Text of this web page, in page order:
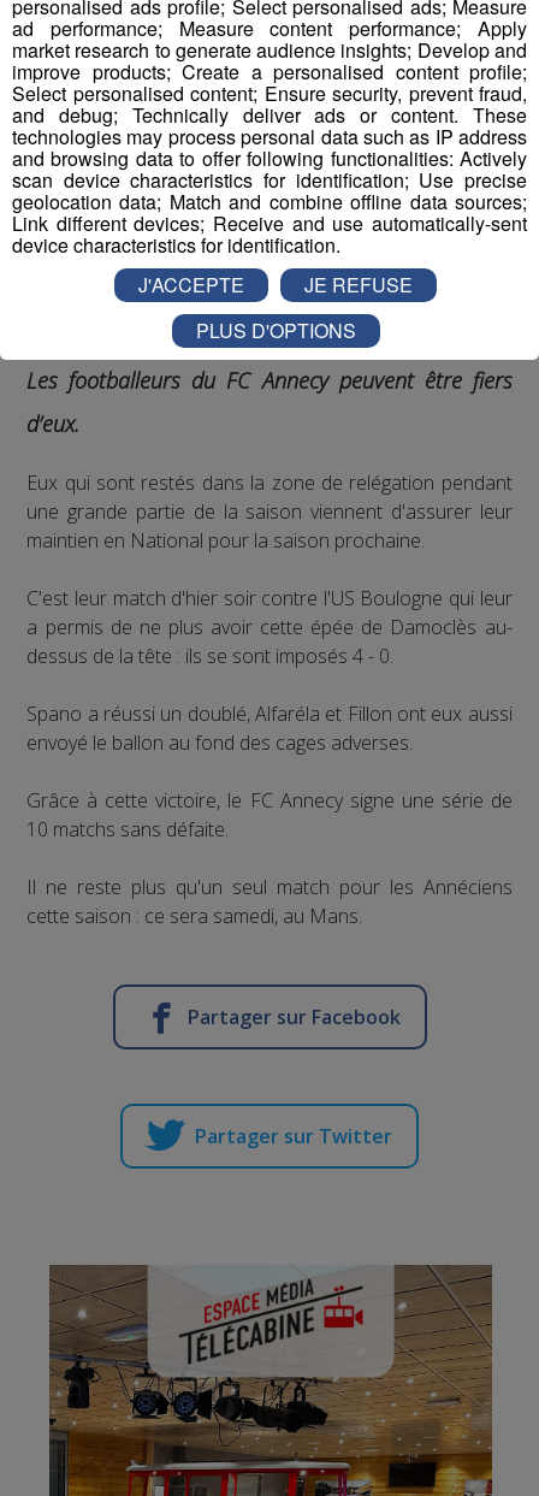
Les footballeurs du FC Annecy peuvent être fiers
d’eux.
Eux qui sont restés dans la zone de relégation pendant
une grande partie de la saison viennent d'assurer leur
maintien en National pour la saison prochaine.
C'est leur match d'hier soir contre l'US Boulogne qui leur
a permis de ne plus avoir cette épée de Damoclès au-
dessus de la tête : ils se sont imposés 4 - 0.
Spano a réussi un doublé, Alfaréla et Fillon ont eux aussi
envoyé le ballon au fond des cages adverses.
Grâce à cette victoire, le FC Annecy signe une série de
10 matchs sans défaite.
Il ne reste plus qu'un seul match pour les Annéciens
cette saison : ce sera samedi, au Mans.
Partager sur Facebook
Partager sur Twitter
personalised ads profile; Select personalised ads; Measure
ad performance; Measure content performance; Apply
market research to generate audience insights; Develop and
improve products; Create a personalised content profile;
Select personalised content; Ensure security, prevent fraud,
and debug; Technically deliver ads or content. These
technologies may process personal data such as IP address
and browsing data to offer following functionalities: Actively
scan device characteristics for identification; Use precise
geolocation data; Match and combine offline data sources;
Link different devices; Receive and use automatically-sent
device characteristics for identification.
J'ACCEPTE
JE REFUSE
PLUS D'OPTIONS